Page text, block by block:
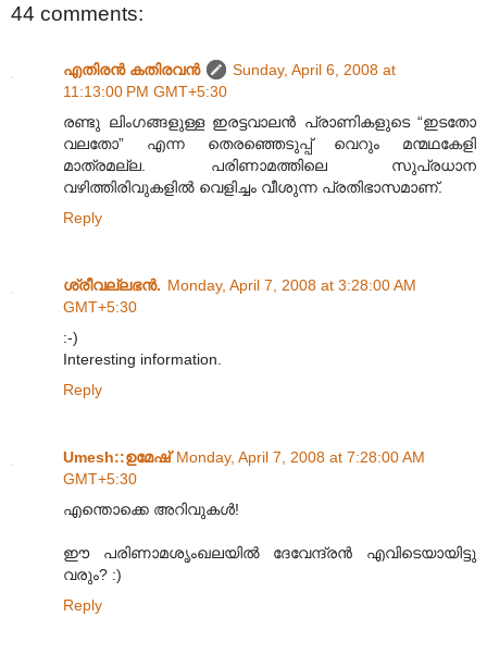
44 comments:
എതിരന്‍ കതിരവന്‍
Sunday, April 6, 2008 at
11:13:00 PM GMT+5:30
രണ്ടു ലിംഗങ്ങളുള്ള ഇരട്ടവാലന്‍ പ്രാണികളുടെ “ഇടതോ
വലതോ” എന്ന തെരഞ്ഞെടുപ്പ് വെറും മന്മഥകേളി
മാത്രമല്ല. പരിണാമത്തിലെ സുപ്രധാന
വഴിത്തിരിവുകളില്‍ വെളിച്ചം വീശുന്ന പ്രതിഭാസമാണ്.
Reply
ശ്രീവല്ലഭന്‍. Monday, April 7, 2008 at 3:28:00 AM
GMT+5:30
:-)
Interesting information.
Reply
Umesh::ഉമേഷ് Monday, April 7, 2008 at 7:28:00 AM
GMT+5:30
എന്തൊക്കെ അറിവുകള്‍!
ഈ പരിണാമശൃംഖലയില്‍ ദേവേന്ദ്രന്‍ എവിടെയായിട്ടു
വരും? :)
Reply